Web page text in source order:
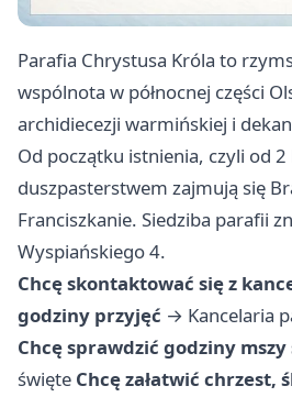
Parafia Chrystusa Króla to
wspólnota w północnej części
archidiecezji warmińskiej i
Od początku istnienia, czyli od
duszpasterstwem zajmują się
Franciszkanie. Siedziba parafii
Wyspiańskiego 4.
Chcę skontaktować się z
godziny przyjęć → Kancelaria
Chcę sprawdzić godziny
święte Chcę załatwić chrzest,